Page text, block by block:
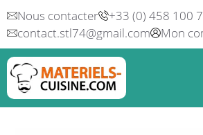
Aller
au
contenu
Nous contacter
+33 (0) 458 100
contact.stl74@gmail.com
Mon